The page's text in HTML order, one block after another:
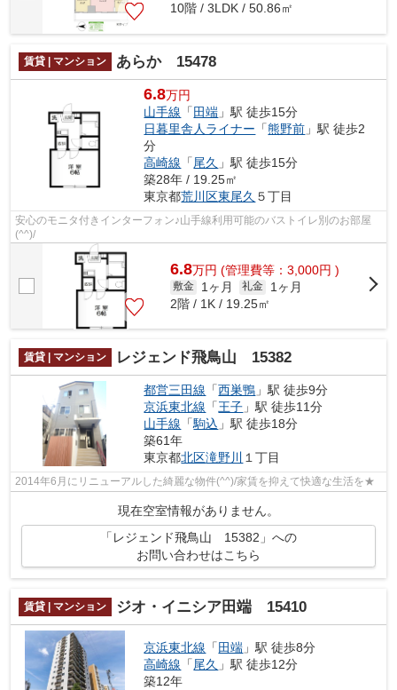
10階 / 3LDK / 50.86㎡
賃貸 | マンション あらか 15478
6.8万円
山手線 「 田端 」駅 徒歩15分
日暮里舎人ライナー 「熊野前 」駅 徒歩2
分
高崎線 「尾久 」駅 徒歩15分
築28年 / 19.25㎡
東京都荒川区東尾久 ５丁目
安心のモニタ付きインターフォン♪山手線利用可能のバストイレ別のお部屋
(^^)/
6.8万円 (管理費等：3,000円 )
敷金 1ヶ月 礼金
1ヶ月
2階 / 1K / 19.25㎡
賃貸 | マンション レジェンド飛鳥山 15382
都営三田線 「西巣鴨 」駅 徒歩9分
京浜東北線 「王子 」駅 徒歩11分
山手線 「駒込 」駅 徒歩18分
築61年
東京都北区滝野川 １丁目
2014年6月にリニューアルした綺麗な物件(^^)/家賃を抑えて快適な生活を★
現在空室情報がありません。
「レジェンド飛鳥山 15382」への
お問い合わせはこちら
賃貸 | マンション ジオ・イニシア田端 15410
京浜東北線 「 田端 」駅 徒歩8分
高崎線 「尾久 」駅 徒歩12分
築12年